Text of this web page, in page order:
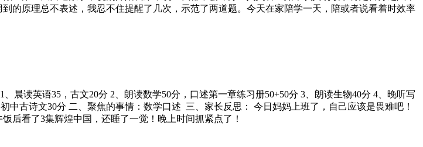
的原理总不表述，我忍不住提醒了几次，示范了两道题。今天在家陪学一天，陪或者说看着时效率
晨读英语35，古文20分 2、朗读数学50分，口述第一章练习册50+50分 3、朗读生物40分 4、晚听写
中古诗文30分 二、聚焦的事情：数学口述 三、家长反思： 今日妈妈上班了，自己应该是畏难吧！
后看了3集辉煌中国，还睡了一觉！晚上时间抓紧点了！